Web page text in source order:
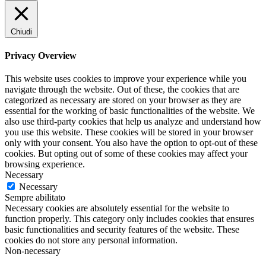
Chiudi
Privacy Overview
This website uses cookies to improve your experience while you
navigate through the website. Out of these, the cookies that are
categorized as necessary are stored on your browser as they are
essential for the working of basic functionalities of the website. We
also use third-party cookies that help us analyze and understand how
you use this website. These cookies will be stored in your browser
only with your consent. You also have the option to opt-out of these
cookies. But opting out of some of these cookies may affect your
browsing experience.
Necessary
Necessary
Sempre abilitato
Necessary cookies are absolutely essential for the website to
function properly. This category only includes cookies that ensures
basic functionalities and security features of the website. These
cookies do not store any personal information.
Non-necessary